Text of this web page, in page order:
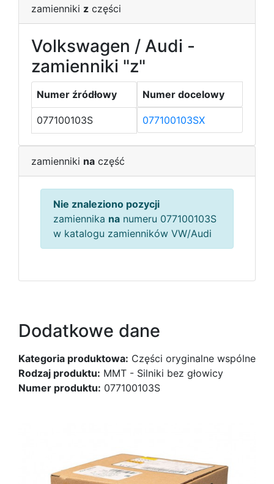
zamienniki z części
Volkswagen / Audi -
zamienniki "z"
Numer źródłowy Numer docelowy
077100103S 077100103SX
zamienniki na część
Nie znaleziono pozycji
zamiennika na numeru 077100103S
w katalogu zamienników VW/Audi
Dodatkowe dane
Kategoria produktowa: Części oryginalne wspólne
Rodzaj produktu: MMT - Silniki bez głowicy
Numer produktu: 077100103S